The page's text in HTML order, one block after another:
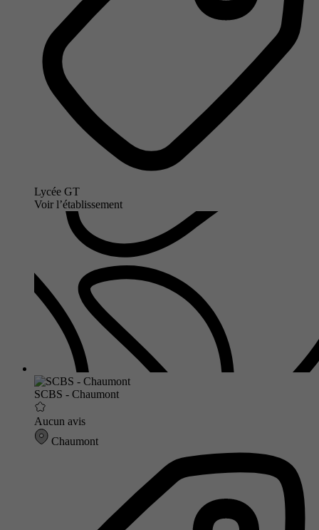
Lycée GT
Voir l’établissement
SCBS - Chaumont
Aucun avis
Chaumont